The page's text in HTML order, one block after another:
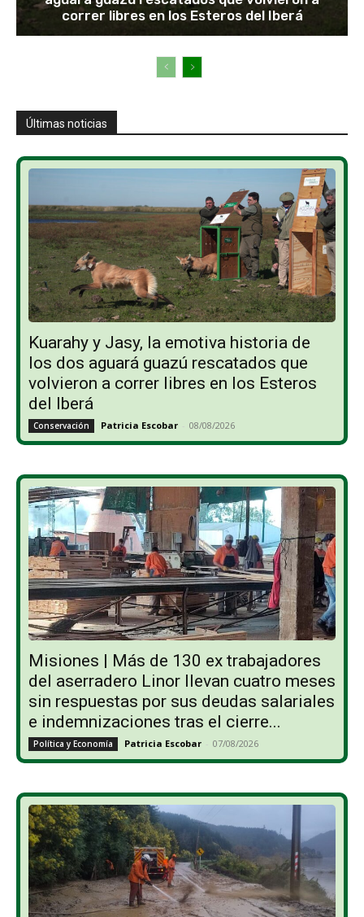
correr libres en los Esteros del Iberá
Últimas noticias
Kuarahy y Jasy, la emotiva historia de
los dos aguará guazú rescatados que
volvieron a correr libres en los Esteros
del Iberá
Conservación Patricia Escobar - 08/08/2026
Misiones | Más de 130 ex trabajadores
del aserradero Linor llevan cuatro meses
sin respuestas por sus deudas salariales
e indemnizaciones tras el cierre...
Política y Economía Patricia Escobar - 07/08/2026